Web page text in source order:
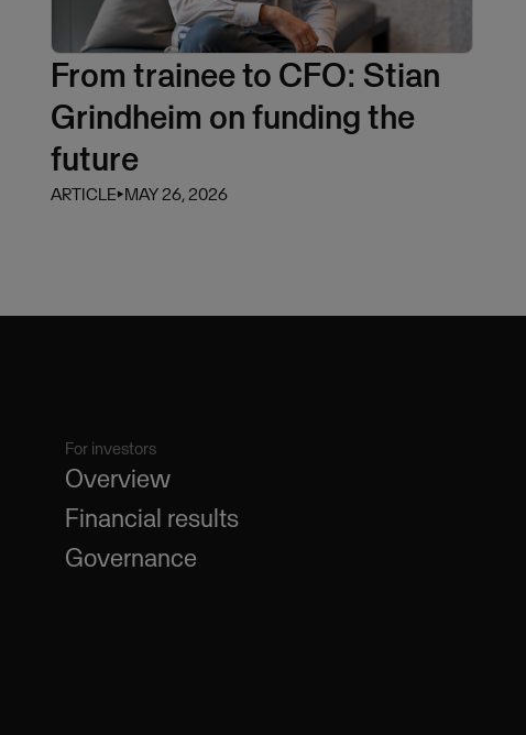
From trainee to CFO: Stian
Grindheim on funding the
future
ARTICLE⏵MAY 26, 2026
For investors
Overview
Financial results
Governance